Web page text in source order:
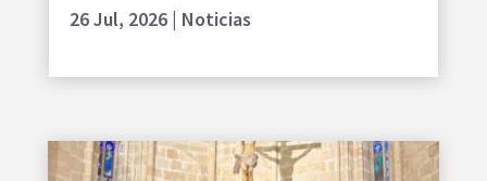
26 Jul, 2026| Noticias